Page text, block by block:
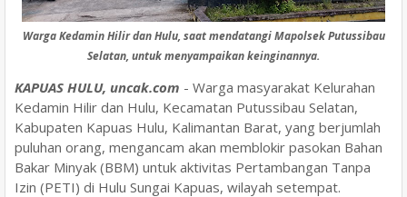
Warga Kedamin Hilir dan Hulu, saat mendatangi Mapolsek Putussibau
Selatan, untuk menyampaikan keinginannya.
KAPUAS HULU, uncak.com - Warga masyarakat Kelurahan
Kedamin Hilir dan Hulu, Kecamatan Putussibau Selatan,
Kabupaten Kapuas Hulu, Kalimantan Barat, yang berjumlah
puluhan orang, mengancam akan memblokir pasokan Bahan
Bakar Minyak (BBM) untuk aktivitas Pertambangan Tanpa
Izin (PETI) di Hulu Sungai Kapuas, wilayah setempat.